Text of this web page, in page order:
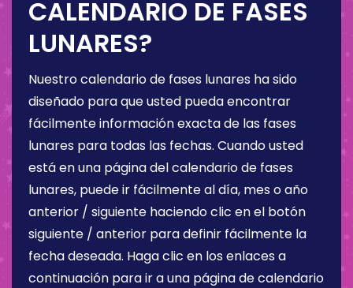
CALENDARIO DE FASES
LUNARES?
Nuestro calendario de fases lunares ha sido
diseñado para que usted pueda encontrar
fácilmente información exacta de las fases
lunares para todas las fechas. Cuando usted
está en una página del calendario de fases
lunares, puede ir fácilmente al día, mes o año
anterior / siguiente haciendo clic en el botón
siguiente / anterior para definir fácilmente la
fecha deseada. Haga clic en los enlaces a
continuación para ir a una página de calendario